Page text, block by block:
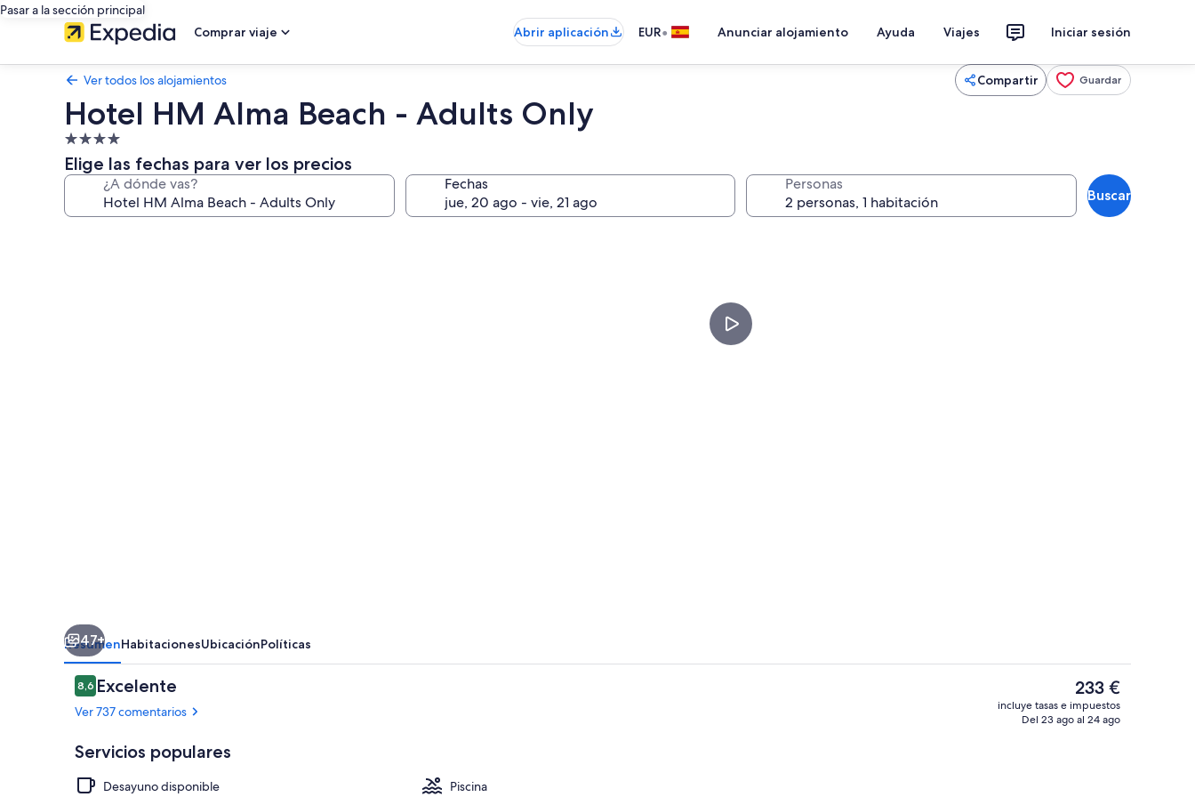
Pasar a la sección principal
Comprar viaje
Abrir aplicación EUR• Anunciar alojamiento Ayuda Viajes Iniciar sesión
Ver todos los alojamientos Compartir Guardar
Hotel HM Alma Beach - Adults Only
Alojamiento
de
4.0 estrellas
Elige las fechas para ver los precios
¿A dónde vas? Fechas Personas
Buscar
2 piscinas al aire libre, sombrillas,
47+
ResumenHabitacionesUbicaciónPolíticas
Comentarios
8,68,6 de 10
Excelente
Ver 737 comentarios
Servicios populares
Desayuno disponible
Piscina
El
precio
actual
233 €
incluye tasas e impuestos
Del 23 ago al 24 ago